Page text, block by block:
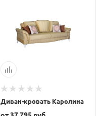
Диван-кровать Каролина